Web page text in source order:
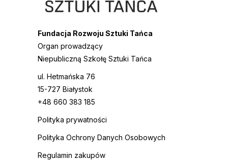
Fundacja Rozwoju Sztuki Tańca
Organ prowadzący
Niepubliczną Szkołę Sztuki Tańca
ul. Hetmańska 76
15-727 Białystok
+48 660 383 185
Polityka prywatności
Polityka Ochrony Danych Osobowych
Regulamin zakupów